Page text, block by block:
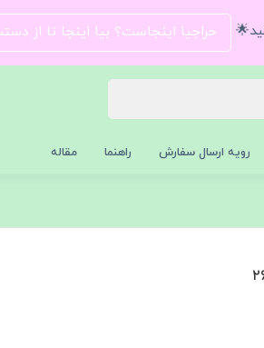
حراجیا اینجاست؟ بیا اینجا تا از
رویه ارسال سفارش راهنما مقاله